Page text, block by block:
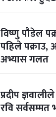
विष्णु पौडेल
पहिले पक्राउ,
अभ्यास गलत
प्रदीप
रवि सर्वसम्मत